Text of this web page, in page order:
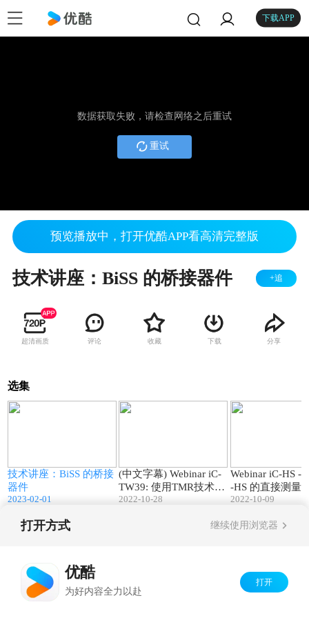
下载APP
数据获取失败，请检查网络之后重试
重试
预览播放中，打开优酷APP看高清完整版
技术讲座：BiSS 的桥接器件 +追
超清画质 评论 收藏 下载 分享
选集
技术讲座：BiSS 的桥接
器件
2023-02-01
(中文字幕) Webinar iC-
TW39: 使用TMR技术的
24位高分辨率同轴角度
2022-10-28
Webinar iC-HS -
-HS 的直接测量
间 (DToF) 距离
2022-10-09
打开方式 继续使用浏览器
优酷
为好内容全力以赴
打开